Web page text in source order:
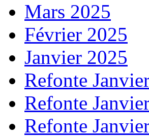
Mars 2025
Février 2025
Janvier 2025
Refonte
Refonte
Refonte